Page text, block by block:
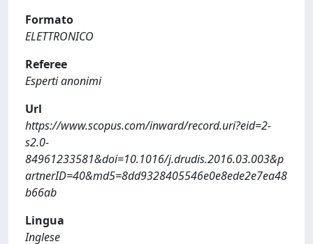
Formato
ELETTRONICO
Referee
Esperti anonimi
Url
https://www.scopus.com/inward/record.uri?eid=2-
s2.0-
84961233581&doi=10.1016/j.drudis.2016.03.003&p
artnerID=40&md5=8dd9328405546e0e8ede2e7ea48
b66ab
Lingua
Inglese